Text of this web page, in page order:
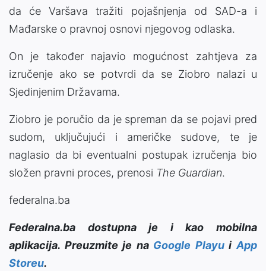
da će Varšava tražiti pojašnjenja od SAD-a i
Mađarske o pravnoj osnovi njegovog odlaska.
On je također najavio mogućnost zahtjeva za
izručenje ako se potvrdi da se Ziobro nalazi u
Sjedinjenim Državama.
Ziobro je poručio da je spreman da se pojavi pred
sudom, uključujući i američke sudove, te je
naglasio da bi eventualni postupak izručenja bio
složen pravni proces, prenosi The Guardian.
federalna.ba
Federalna.ba dostupna je i kao mobilna
aplikacija. Preuzmite je na Google PlayuiApp
Storeu.